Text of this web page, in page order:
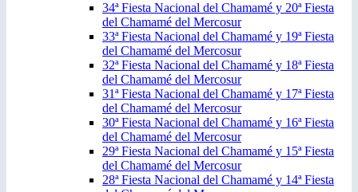
34ª Fiesta Nacional del Chamamé y 20ª Fiesta
del Chamamé del Mercosur
33ª Fiesta Nacional del Chamamé y 19ª Fiesta
del Chamamé del Mercosur
32ª Fiesta Nacional del Chamamé y 18ª Fiesta
del Chamamé del Mercosur
31ª Fiesta Nacional del Chamamé y 17ª Fiesta
del Chamamé del Mercosur
30ª Fiesta Nacional del Chamamé y 16ª Fiesta
del Chamamé del Mercosur
29ª Fiesta Nacional del Chamamé y 15ª Fiesta
del Chamamé del Mercosur
28ª Fiesta Nacional del Chamamé y 14ª Fiesta